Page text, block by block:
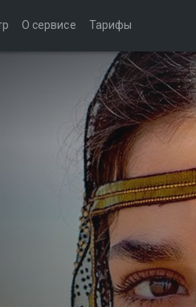
О сервисе Тарифы